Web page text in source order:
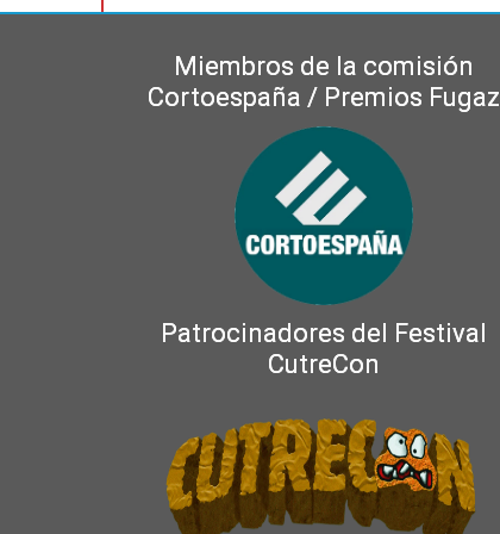
Miembros de la comisión
Cortoespaña / Premios Fugaz
Patrocinadores del Festival
CutreCon